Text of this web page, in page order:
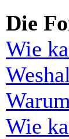
Die
Wie
Wie